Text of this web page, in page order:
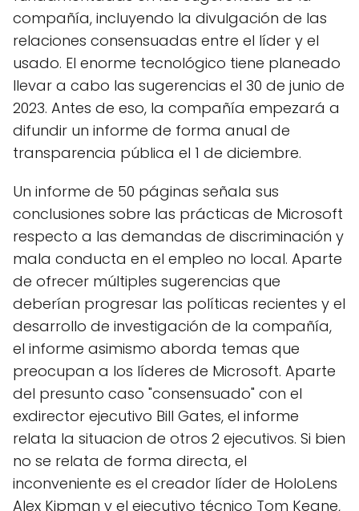
compañía, incluyendo la divulgación de las
relaciones consensuadas entre el líder y el
usado. El enorme tecnológico tiene planeado
llevar a cabo las sugerencias el 30 de junio de
2023. Antes de eso, la compañía empezará a
difundir un informe de forma anual de
transparencia pública el 1 de diciembre.
Un informe de 50 páginas señala sus
conclusiones sobre las prácticas de Microsoft
respecto a las demandas de discriminación y
mala conducta en el empleo no local. Aparte
de ofrecer múltiples sugerencias que
deberían progresar las políticas recientes y el
desarrollo de investigación de la compañía,
el informe asimismo aborda temas que
preocupan a los líderes de Microsoft. Aparte
del presunto caso "consensuado" con el
exdirector ejecutivo Bill Gates, el informe
relata la situacion de otros 2 ejecutivos. Si bien
no se relata de forma directa, el
inconveniente es el creador líder de HoloLens
Alex Kipman y el ejecutivo técnico Tom Keane,